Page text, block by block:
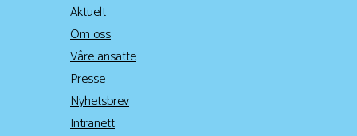
Aktuelt
Om oss
Våre ansatte
Presse
Nyhetsbrev
Intranett